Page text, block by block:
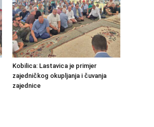
Kobilica: Lastavica je primjer
zajedničkog okupljanja i čuvanja
zajednice